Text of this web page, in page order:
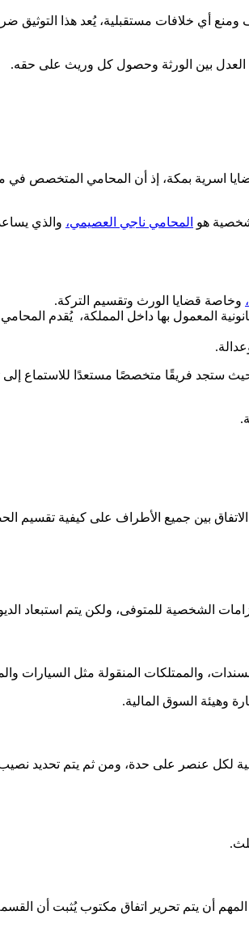
أي خلافات مستقبلية، يُعد هذا التوثيق
العدل بين الورثة وحصول كل وريث على حقه.
اسرية بمكة، إذ أن المحامي المتخصص في
هو المحامي ناجي العصيمي، والذي
وخاصة قضايا الورث وتقسيم التركة.
المعمول بها داخل المملكة، يُقدم
ستجد فريقًا متخصصًا مستعدًا للاستماع إلى
بين جميع الأطراف على كيفية تقسيم
الشخصية للمتوفى، ولكن يتم استبعاد
والممتلكات المنقولة مثل السيارات
وهيئة السوق المالية.
لكل عنصر على حدة، ومن ثم يتم تحديد
أن يتم تحرير اتفاق مكتوب يُثبت أن